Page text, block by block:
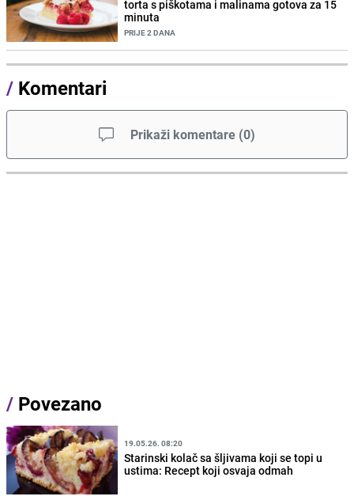
torta s piškotama i malinama gotova za 15
minuta
PRIJE 2 DANA
/ Komentari
Prikaži komentare (0)
/ Povezano
19.05.26. 08:20
Starinski kolač sa šljivama koji se topi u
ustima: Recept koji osvaja odmah